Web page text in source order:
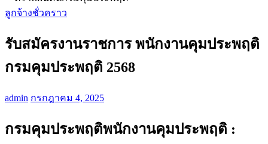
ลูกจ้างชั่วคราว
รับสมัครงานราชการ พนักงานคุมประพฤติ
กรมคุมประพฤติ 2568
admin กรกฎาคม 4, 2025
กรมคุมประพฤติพนักงานคุมประพฤติ :